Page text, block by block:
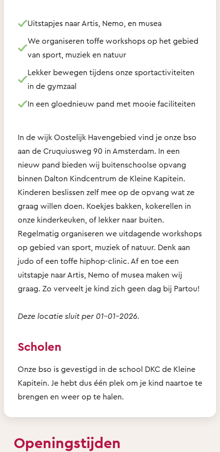
Uitstapjes naar Artis, Nemo, en musea
We organiseren toffe workshops op het gebied
van sport, muziek en natuur
Lekker bewegen tijdens onze sportactiviteiten
in de gymzaal
In een gloednieuw pand met mooie faciliteiten
In de wijk Oostelijk Havengebied vind je onze bso
aan de Cruquiusweg 90 in Amsterdam. In een
nieuw pand bieden wij buitenschoolse opvang
binnen Dalton Kindcentrum de Kleine Kapitein.
Kinderen beslissen zelf mee op de opvang wat ze
graag willen doen. Koekjes bakken, kokerellen in
onze kinderkeuken, of lekker naar buiten.
Regelmatig organiseren we uitdagende workshops
op gebied van sport, muziek of natuur. Denk aan
judo of een toffe hiphop-clinic. Af en toe een
uitstapje naar Artis, Nemo of musea maken wij
graag. Zo verveelt je kind zich geen dag bij Partou!
Deze locatie sluit per 01-01-2026.
Scholen
Onze bso is gevestigd in de school DKC de Kleine
Kapitein. Je hebt dus één plek om je kind naartoe te
brengen en weer op te halen.
Openingstijden